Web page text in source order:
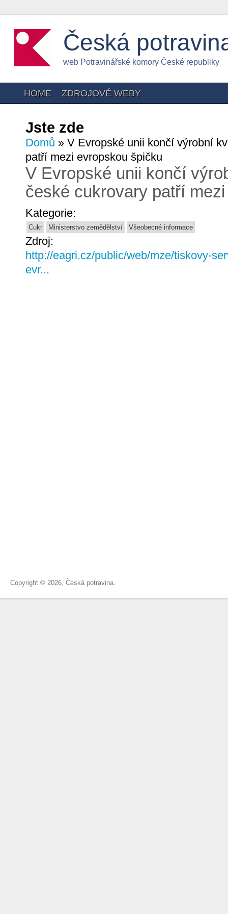
Česká
web Potravinářské komory České republiky
HOME ZDROJOVÉ WEBY
Jste zde
Domů » V Evropské unii končí výrobní
patří mezi evropskou špičku
V Evropské unii končí
české cukrovary patří
Kategorie:
Cukr Ministerstvo zemědělství Všeobecné informace
Zdroj:
http://eagri.cz/public/web/mze/tiskovy-
evr...
Copyright © 2026, Česká potravina.